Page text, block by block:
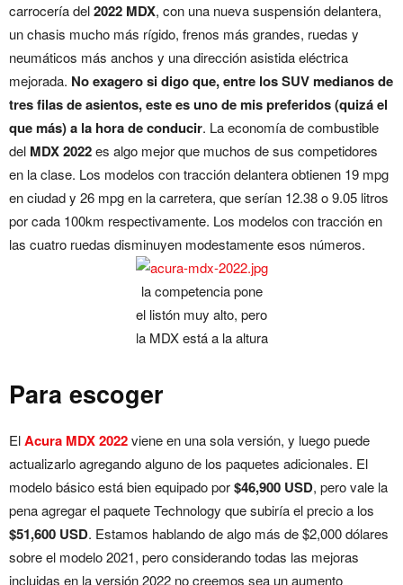
carrocería del2022 MDX, con una nueva suspensión delantera,
un chasis mucho más rígido, frenos más grandes, ruedas y
neumáticos más anchos y una dirección asistida eléctrica
mejorada. No exagero si digo que, entre los SUV medianos de
tres filas de asientos, este es uno de mis preferidos (quizá el
que más) a la hora de conducir. La economía de combustible
del MDX 2022es algo mejor que muchos de sus competidores
en la clase. Los modelos con tracción delantera obtienen 19 mpg
en ciudad y 26 mpg en la carretera, que serían 12.38 o 9.05 litros
por cada 100km respectivamente. Los modelos con tracción en
las cuatro ruedas disminuyen modestamente esos números.
la competencia pone
el listón muy alto, pero
la MDX está a la altura
Para escoger
ElAcura MDX 2022viene en una sola versión, y luego puede
actualizarlo agregando alguno de los paquetes adicionales. El
modelo básico está bien equipado por$46,900 USD, pero vale la
pena agregar el paquete Technology que subiría el precio a los
$51,600 USD. Estamos hablando de algo más de $2,000 dólares
sobre el modelo 2021, pero considerando todas las mejoras
incluidas en la versión 2022 no creemos sea un aumento